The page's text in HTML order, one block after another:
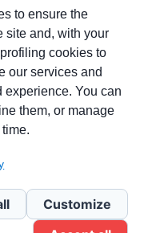
Privacy PolicyCookie
to ensure the
site and, with your
cookies to
our services and
experience. You can
them, or manage
Customize